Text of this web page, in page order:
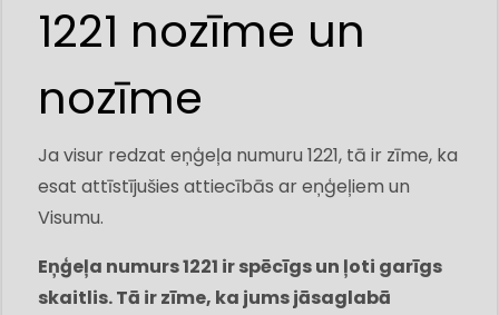
1221 nozīme un
nozīme
Ja visur redzat eņģeļa numuru 1221, tā ir zīme, ka
esat attīstījušies attiecībās ar eņģeļiem un
Visumu.
Eņģeļa numurs 1221 ir spēcīgs un ļoti garīgs
skaitlis. Tā ir zīme, ka jums jāsaglabā